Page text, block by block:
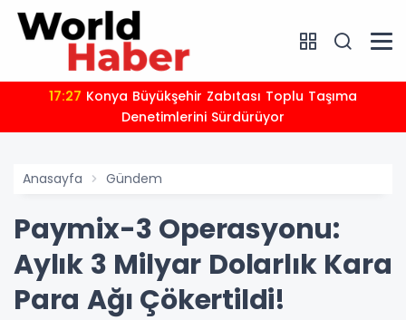
17:27
Denetimlerini Sürdürüyor
Anasayfa Gündem
Paymix-3 Operasyonu:
Aylık 3 Milyar Dolarlık Kara
Para Ağı Çökertildi!